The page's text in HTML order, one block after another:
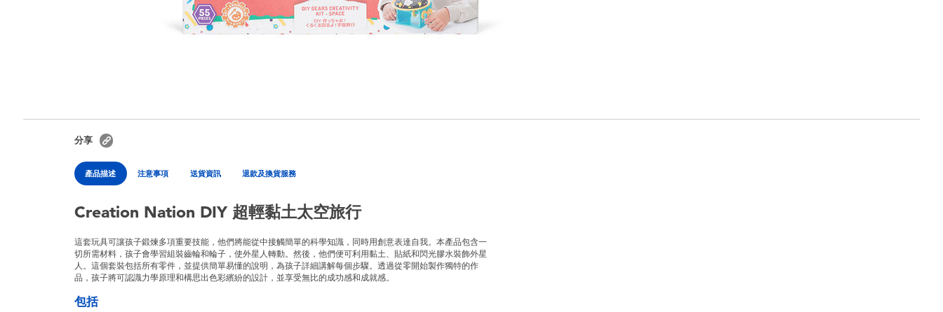
分享
產品描述 注意事項 送貨資訊 退款及換貨服務
Creation Nation DIY 超輕黏土太空旅行
這套玩具可讓孩子鍛煉多項重要技能，他們將能從中接觸簡單的科學知識，同時用創意表達自我。本產品包含一
切所需材料，孩子會學習組裝齒輪和輪子，使外星人轉動。然後，他們便可利用黏土、貼紙和閃光膠水裝飾外星
人。這個套裝包括所有零件，並提供簡單易懂的說明，為孩子詳細講解每個步驟。透過從零開始製作獨特的作
品，孩子將可認識力學原理和構思出色彩繽紛的設計，並享受無比的成功感和成就感。
包括